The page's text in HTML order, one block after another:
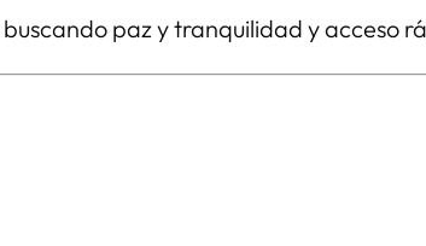
paz y tranquilidad y acceso